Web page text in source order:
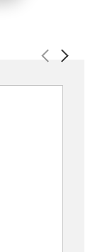
Previous
Next